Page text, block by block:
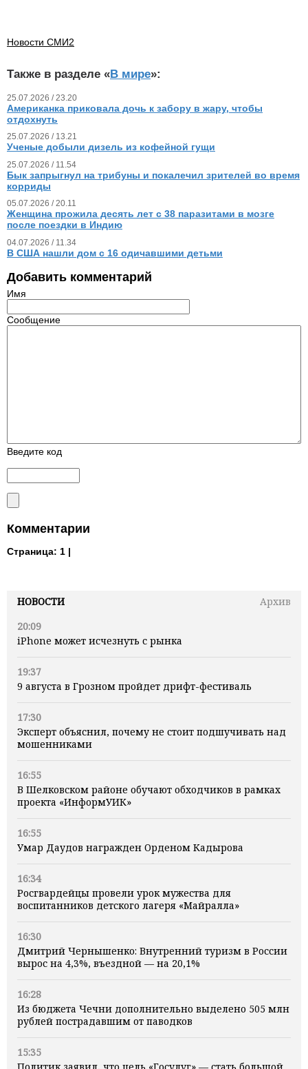
НОВОСТИ
Архив
20:09
iPhone может исчезнуть с рынка
19:37
9 августа в Грозном пройдет дрифт-фестиваль
17:30
Эксперт объяснил, почему не стоит подшучивать над
мошенниками
16:55
В Шелковском районе обучают обходчиков в рамках
проекта «ИнформУИК»
16:55
Умар Даудов награжден Орденом Кадырова
16:34
Росгвардейцы провели урок мужества для
воспитанников детского лагеря «Майралла»
16:30
Дмитрий Чернышенко: Внутренний туризм в России
вырос на 4,3%, въездной — на 20,1%
16:28
Из бюджета Чечни дополнительно выделено 505 млн
рублей пострадавшим от паводков
15:35
Новости СМИ2
Также в разделе «В мире»:
25.07.2026 / 23.20
Американка приковала дочь к забору в жару, чтобы
отдохнуть
25.07.2026 / 13.21
Ученые добыли дизель из кофейной гущи
25.07.2026 / 11.54
Бык запрыгнул на трибуны и покалечил зрителей во время
корриды
05.07.2026 / 20.11
Женщина прожила десять лет с 38 паразитами в мозге
после поездки в Индию
04.07.2026 / 11.34
В США нашли дом с 16 одичавшими детьми
Добавить комментарий
Имя
Сообщение
Введите код
Комментарии
Страница: 1 |